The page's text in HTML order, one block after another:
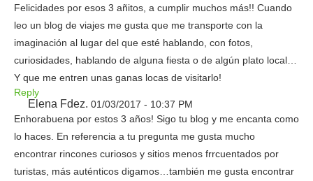
Felicidades por esos 3 añitos, a cumplir muchos más!! Cuando
leo un blog de viajes me gusta que me transporte con la
imaginación al lugar del que esté hablando, con fotos,
curiosidades, hablando de alguna fiesta o de algún plato local…
Y que me entren unas ganas locas de visitarlo!
Reply
Elena Fdez. 01/03/2017 - 10:37 PM
Enhorabuena por estos 3 años! Sigo tu blog y me encanta como
lo haces. En referencia a tu pregunta me gusta mucho
encontrar rincones curiosos y sitios menos frrcuentados por
turistas, más auténticos digamos…también me gusta encontrar